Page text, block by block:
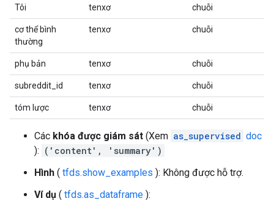
Tôi tenxơ chuỗi
cơ thể bình
thường
tenxơ chuỗi
phụ bản tenxơ chuỗi
subreddit_id tenxơ chuỗi
tóm lược tenxơ chuỗi
Các khóa được giám sát (Xem as_supervised doc
): ('content', 'summary')
Hình ( tfds.show_examples ): Không được hỗ trợ.
Ví dụ ( tfds.as_dataframe ):